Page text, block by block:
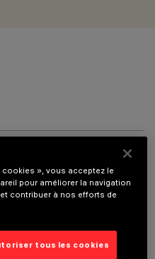
», vous acceptez le
pour améliorer la navigation
contribuer à nos efforts de
tous les cookies